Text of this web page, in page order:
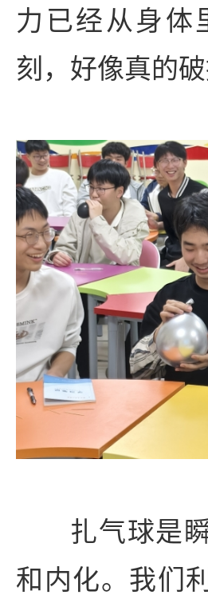
力已经从身体
刻，好像真的
扎气球是
和内化。我们